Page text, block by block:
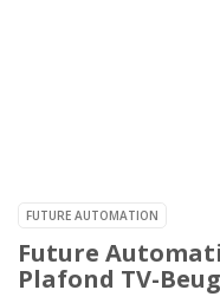
FUTURE AUTOMATION
Future
Plafond TV-